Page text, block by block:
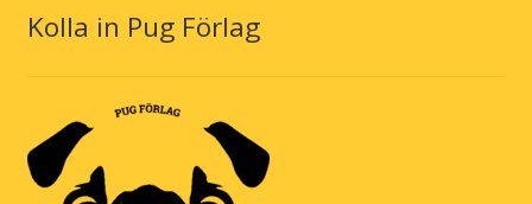
Kolla in Pug Förlag